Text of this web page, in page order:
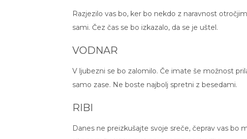
Razjezilo vas bo, ker bo nekdo z naravnost
sami. Čez čas se bo izkazalo, da se je uštel.
VODNAR
V ljubezni se bo zalomilo. Če imate še možnost
samo zase. Ne boste najbolj spretni z besedami.
RIBI
Danes ne preizkušajte svoje sreče, čeprav vas bo